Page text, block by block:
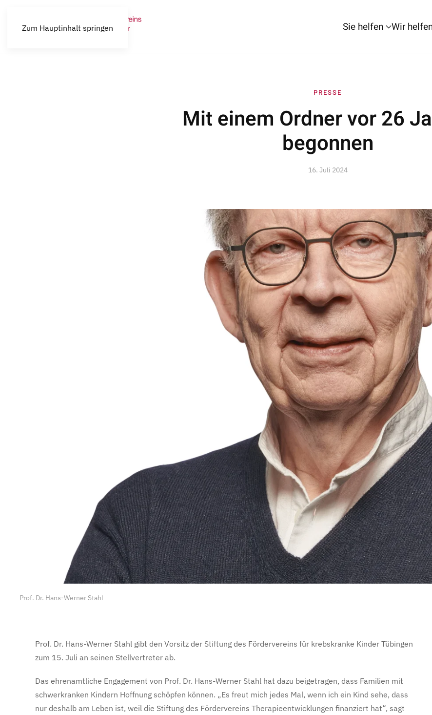
Zum Hauptinhalt springen Sie helfen Wir
PRESSE
Mit einem Ordner vor 26
begonnen
16. Juli 2024
Prof. Dr. Hans-Werner Stahl
Prof. Dr. Hans-Werner Stahl gibt den Vorsitz der Stiftung des Fördervereins für krebskranke Kinder Tübingen
zum 15. Juli an seinen Stellvertreter ab.
Das ehrenamtliche Engagement von Prof. Dr. Hans-Werner Stahl hat dazu beigetragen, dass Familien mit
schwerkranken Kindern Hoffnung schöpfen können. „Es freut mich jedes Mal, wenn ich ein Kind sehe, dass
nur deshalb am Leben ist, weil die Stiftung des Fördervereins Therapieentwicklungen finanziert hat“, sagt